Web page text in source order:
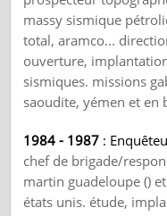
massy sismique
total, aramco...
ouverture,
sismiques. missions
saoudite, yémen et en
1984 - 1987 :
chef de brigade/
martin guadeloupe ()
états unis. étude,